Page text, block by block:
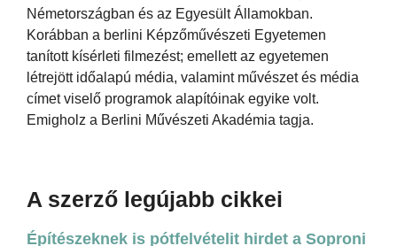
Németországban és az Egyesült Államokban.
Korábban a berlini Képzőművészeti Egyetemen
tanított kísérleti filmezést; emellett az egyetemen
létrejött időalapú média, valamint művészet és média
címet viselő programok alapítóinak egyike volt.
Emigholz a Berlini Művészeti Akadémia tagja.
A szerző legújabb cikkei
Építészeknek is pótfelvételit hirdet a Soproni